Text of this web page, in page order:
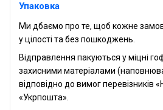
Упаковка
Ми дбаємо про те, щоб кожне
у цілості та без пошкоджень.
Відправлення пакуються у міцні
захисними матеріалами
відповідно до вимог перевізників
«Укрпошта».